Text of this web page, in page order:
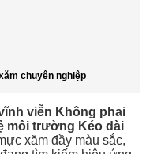
chuyên nghiệp
viễn Không phai
môi trường Kéo dài
xăm đầy màu sắc,